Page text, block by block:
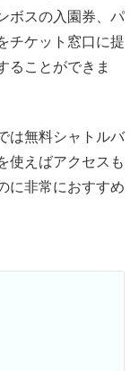
ボスの入園券、パ
チケット窓口に提
ることができま
は無料シャトルバ
使えばアクセスも
に非常におすすめ